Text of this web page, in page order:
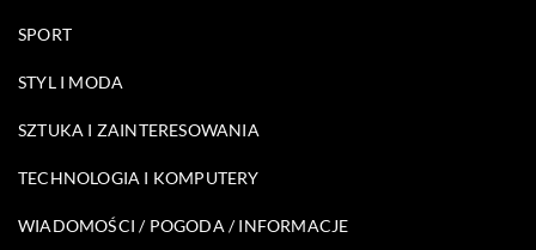
SPORT
STYL I MODA
SZTUKA I ZAINTERESOWANIA
TECHNOLOGIA I KOMPUTERY
WIADOMOŚCI / POGODA / INFORMACJE